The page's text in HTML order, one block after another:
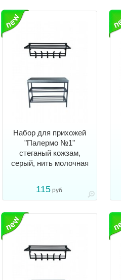
Набор для прихожей
"Палермо №1"
стеганый кожзам,
серый, нить молочная
115руб.